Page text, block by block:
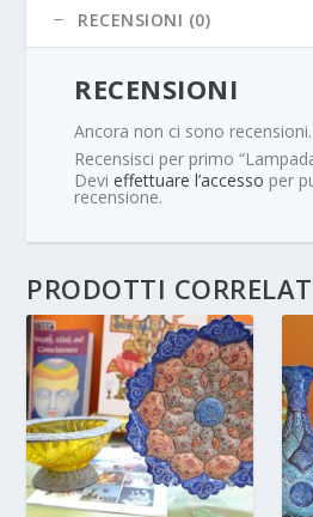
RECENSIONI (0)
RECENSIONI
Ancora non ci sono recensioni.
Recensisci per primo
Devieffettuare l’accesso per
recensione.
PRODOTTI